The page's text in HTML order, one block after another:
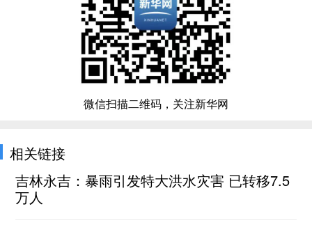
微信扫描二维码，关注新华网
相关链接
吉林永吉：暴雨引发特大洪水灾害 已转移7.5
万人